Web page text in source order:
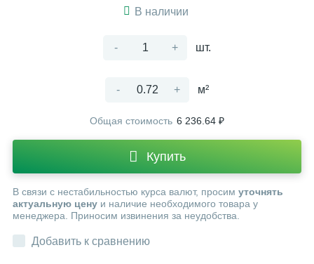
В наличии
- + шт.
- + м²
Общая стоимость 6 236.64 ₽
Купить
В связи с нестабильностью курса валют, просим уточнять
актуальную цену и наличие необходимого товара у
менеджера. Приносим извинения за неудобства.
Добавить к сравнению